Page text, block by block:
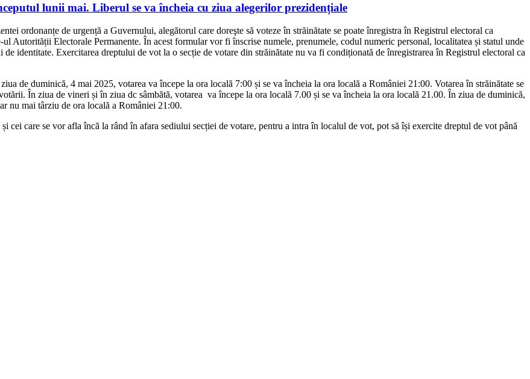
lunii mai. Liberul se va încheia cu ziua alegerilor prezidențiale
ordonanțe de urgență a Guvernului, alegătorul care doreşte să voteze în străinătate se poate înregistra în Registrul electoral ca
Autorității Electorale Permanente. În acest formular vor fi înscrise numele, prenumele, codul numeric personal, localitatea și statul unde
de identitate. Exercitarea dreptului de vot la o secție de votare din străinătate nu va fi condiționată de înregistrarea în Registrul electoral ca
de duminică, 4 mai 2025, votarea va începe la ora locală 7:00 și se va încheia la ora locală a României 21:00. Votarea în străinătate se
În ziua de vineri și în ziua dc sâmbătă, votarea va începe la ora locală 7.00 și se va încheia la ora locală 21.00. În ziua de duminică,
nu mai târziu de ora locală a României 21:00.
cei care se vor afla încă la rând în afara sediului secției de votare, pentru a intra în localul de vot, pot să își exercite dreptul de vot până